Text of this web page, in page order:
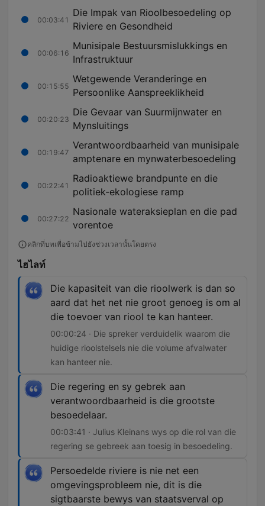
00:03:41
Die Impak van Rioolbesoedeling op
Riviere en Gesondheid
00:06:16
Munisipale Bestuursmislukkings en
Infrastruktuur
00:15:55
Wetgewende Veranderinge en
Persoonlike Aanspreeklikheid
00:20:23
Die Gevaar van Suurmijnwater en
Mynsluitings
00:19:47
Verantwoordbaarheid van munisipale
amptenare en mynwaterbesoedeling
00:22:41
Radioaktiewe brandpunte en die
politiek-ekologiese ramp
00:27:22
Nasionale wateraksieplan en die pad
vorentoe
คลิกที่บทเพื่อข้ามไปยังช่วงเวลานั้นโดยตรง
ไฮไลท์
Die kapasiteit van die rioolwerk is dan so
aard dat het net nie groot genoeg is om al
die toevoer van riool te kan hanteer.
00:00:24 · Die spreker verduidelik waarom die
huidige rioolstelsels nie die volume afvalwater
kan hanteer nie.
Die regering en sy gebrek aan
verantwoordbaarheid is die grootste
besoedelaar.
00:03:41 · Julius Kleinans wys op die rol van die
regering se gebreek aan toesig in besoedeling.
Persoedelde riviere is nie net een
omgevingsprobleem nie, dit is die
sigtbaarste bewys van staatsverval op